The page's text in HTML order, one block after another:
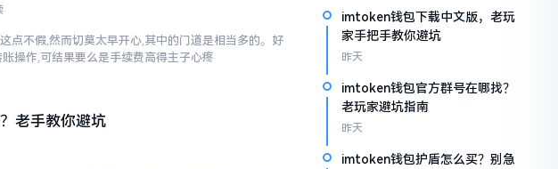
点不假,然而切莫太早开心,其中的门道是相当多的。好
操作,可结果要么是手续费高得主子心疼
老手教你避坑
imtoken钱包下载中文版，老玩
家手把手教你避坑
昨天
imtoken钱包官方群号在哪找？
老玩家避坑指南
昨天
imtoken钱包护盾怎么买？别急